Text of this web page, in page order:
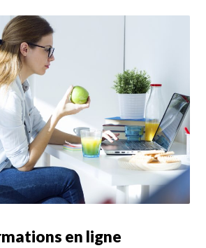
en ligne